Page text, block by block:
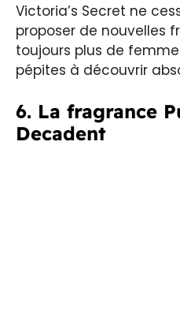
Victoria’s Secret ne
proposer de nouvelles
toujours plus de
pépites à découvrir
6. La fragrance
Decadent